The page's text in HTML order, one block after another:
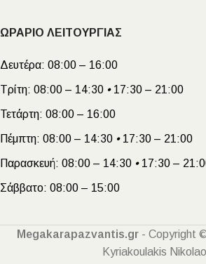
ΩΡΑΡΙΟ ΛΕΙΤΟΥΡΓΙΑΣ
Δευτέρα: 08:00 – 16:00
Τρίτη: 08:00 – 14:30 •17:30 – 21:00
Τετάρτη: 08:00 – 16:00
Πέμπτη: 08:00 – 14:30 •17:30 – 21:00
Παρασκευή: 08:00 – 14:30 •17:30 –
Σάββατο: 08:00 – 15:00
Megakarapazvantis.gr- Copyright
Kyriakoulakis